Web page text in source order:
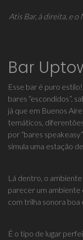
Atis Bar, à direita, e o
Bar
Esse bar é puro
bares “escondidos”,
já que em Buenos
temáticos,
por “bares
simula uma estação
Lá dentro, o
parecer um ambiente
com trilha sonora
É o tipo de lugar